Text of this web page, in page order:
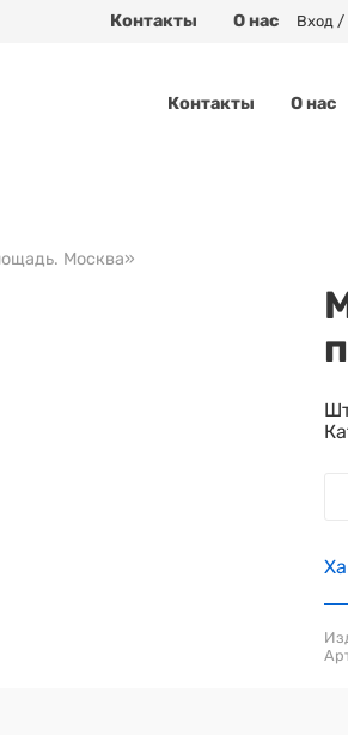
Контакты О нас Вход /
Контакты О нас
Москва»